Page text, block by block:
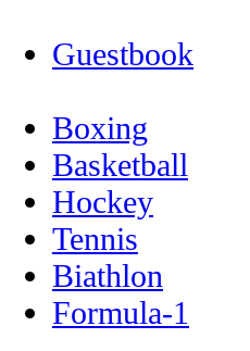
Guestbook
Boxing
Basketball
Hockey
Tennis
Biathlon
Formula-1